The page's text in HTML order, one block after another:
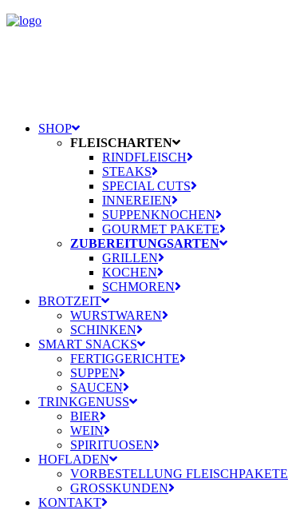
SHOP
FLEISCHARTEN
RINDFLEISCH
STEAKS
SPECIAL CUTS
INNEREIEN
SUPPENKNOCHEN
GOURMET PAKETE
ZUBEREITUNGSARTEN
GRILLEN
KOCHEN
SCHMOREN
BROTZEIT
WURSTWAREN
SCHINKEN
SMART SNACKS
FERTIGGERICHTE
SUPPEN
SAUCEN
TRINKGENUSS
BIER
WEIN
SPIRITUOSEN
HOFLADEN
VORBESTELLUNG FLEISCHPAKETE
GROSSKUNDEN
KONTAKT